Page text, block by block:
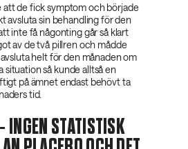
att de fick symptom och började
avsluta sin behandling för den
inte få någonting går så klart
av de två pillren och mådde
helt för den månaden om
situation så kunde alltså en
på ämnet endast behövt ta
tid.
INGEN STATISTISK